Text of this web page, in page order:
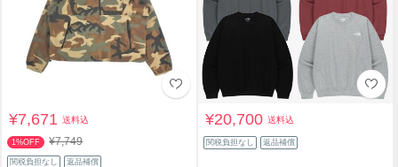
¥7,671送料込
1%OFF ¥7,749
関税負担なし 返品補償
¥20,700送料込
関税負担なし 返品補償